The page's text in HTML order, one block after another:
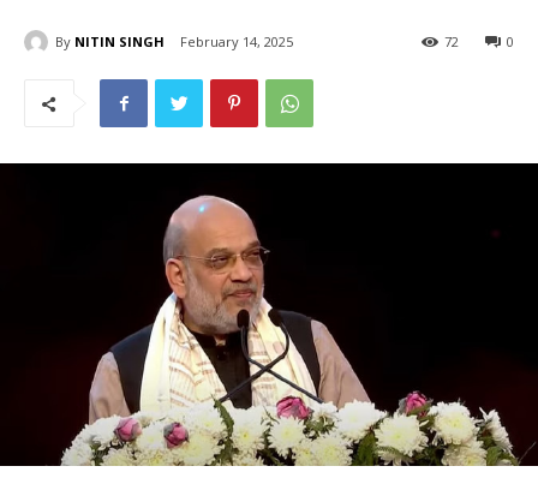
By NITIN SINGH February 14, 2025 0
72